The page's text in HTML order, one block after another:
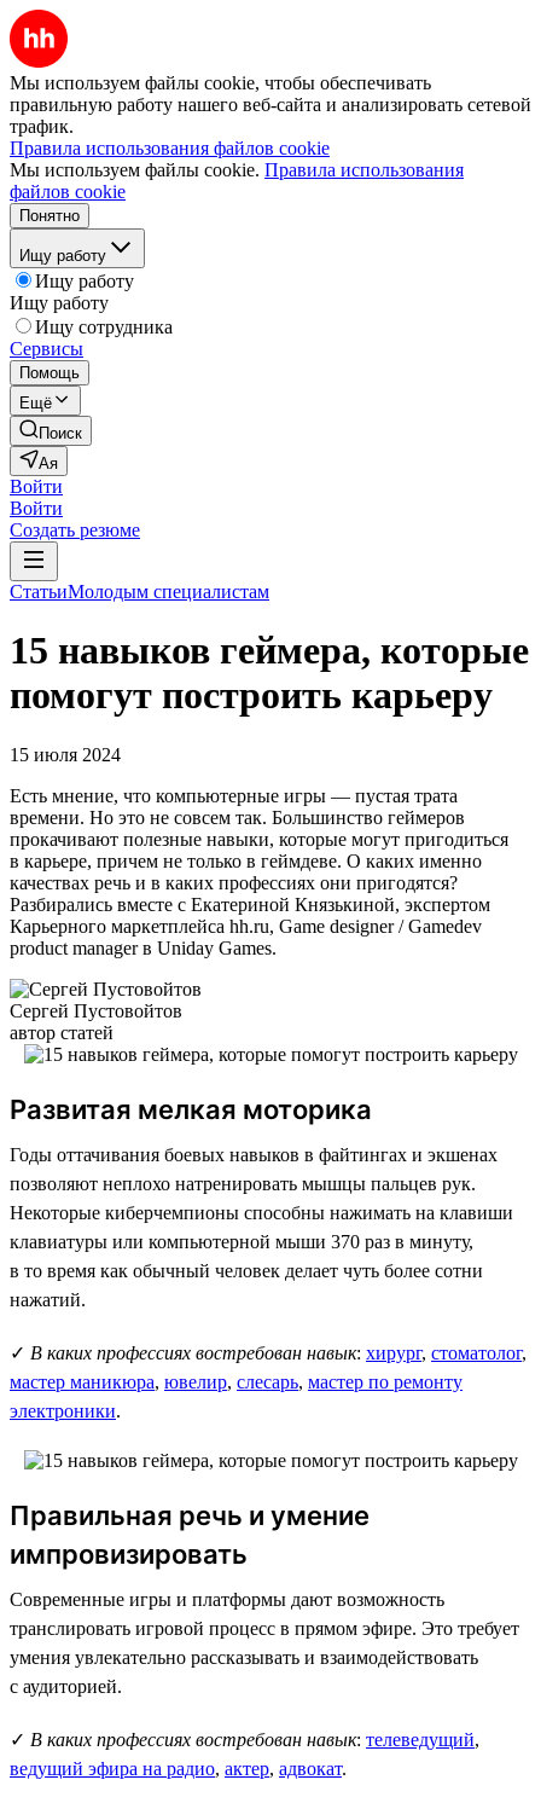
Мы используем файлы cookie, чтобы обеспечивать
правильную работу нашего веб-сайта и анализировать сетевой
трафик.
Правила использования файлов cookie
Мы используем файлы cookie. Правила использования
файлов cookie
Понятно
Ищу работу
Ищу работу
Ищу работу
Ищу сотрудника
Сервисы
Помощь
Ещё
Поиск
Ая
Войти
Войти
Создать резюме
СтатьиМолодым специалистам
15 навыков геймера, которые
помогут построить карьеру
15 июля 2024
Есть мнение, что компьютерные игры — пустая трата
времени. Но это не совсем так. Большинство геймеров
прокачивают полезные навыки, которые могут пригодиться
в карьере, причем не только в геймдеве. О каких именно
качествах речь и в каких профессиях они пригодятся?
Разбирались вместе с Екатериной Князькиной, экспертом
Карьерного маркетплейса hh.ru, Game designer / Gamedev
product manager в Uniday Games.
Сергей Пустовойтов
автор статей
Развитая мелкая моторика
Годы оттачивания боевых навыков в файтингах и экшенах
позволяют неплохо натренировать мышцы пальцев рук.
Некоторые киберчемпионы способны нажимать на клавиши
клавиатуры или компьютерной мыши 370 раз в минуту,
в то время как обычный человек делает чуть более сотни
нажатий.
✓ В каких профессиях востребован навык: хирург, стоматолог,
мастер маникюра, ювелир, слесарь, мастер по ремонту
электроники.
Правильная речь и умение
импровизировать
Современные игры и платформы дают возможность
транслировать игровой процесс в прямом эфире. Это требует
умения увлекательно рассказывать и взаимодействовать
с аудиторией.
✓ В каких профессиях востребован навык: телеведущий,
ведущий эфира на радио, актер, адвокат.